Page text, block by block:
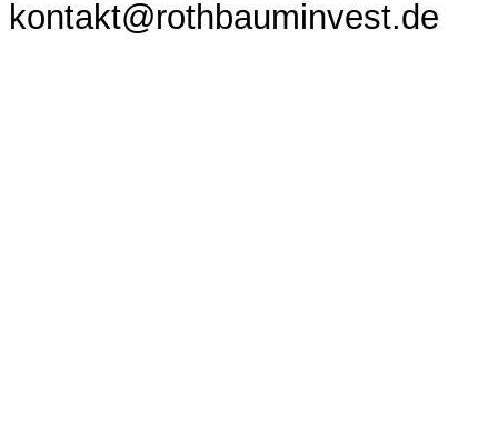
kontakt@rothbauminvest.de